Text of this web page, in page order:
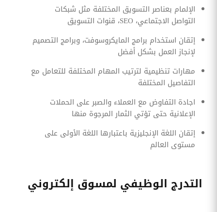
الإلمام بعناصر التسويق المختلفة مثل شبكات
التواصل الاجتماعي، SEO، قنوات التسويق
إتقان استخدام برامج المايكروسوفت، وبرامج التصميم
لإنجاز العمل بشكل أفضل
مهارات تنظيمية لترتيب المهام المختلفة للتعامل مع
التفاصيل المختلفة
اجادة التفاوض مع العملاء والصبر على الحملات
الإعلانية حتى تؤتي الثمار المرجوة منها
إتقان اللغة الإنجليزية باعتبارها اللغة الأولى على
مستوى العالم
التدرج الوظيفي لمسوق إلكتروني